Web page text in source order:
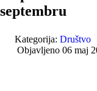
septembru
Kategorija: Društvo
Objavljeno 06 maj